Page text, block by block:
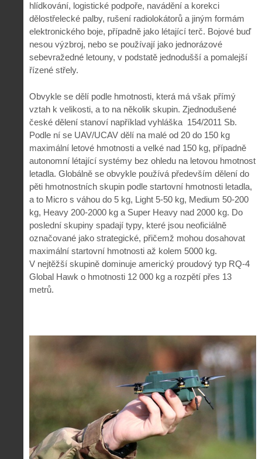
hlídkování, logistické podpoře, navádění a korekci
dělostřelecké palby, rušení radiolokátorů a jiným formám
elektronického boje, případně jako létající terč. Bojové buď
nesou výzbroj, nebo se používají jako jednorázové
sebevražedné letouny, v podstatě jednodušší a pomalejší
řízené střely.
Obvykle se dělí podle hmotnosti, která má však přímý
vztah k velikosti, a to na několik skupin. Zjednodušené
české dělení stanoví například vyhláška 154/2011 Sb.
Podle ní se UAV/UCAV dělí na malé od 20 do 150 kg
maximální letové hmotnosti a velké nad 150 kg, případně
autonomní létající systémy bez ohledu na letovou hmotnost
letadla. Globálně se obvykle používá především dělení do
pěti hmotnostních skupin podle startovní hmotnosti letadla,
a to Micro s váhou do 5 kg, Light 5-50 kg, Medium 50-200
kg, Heavy 200-2000 kg a Super Heavy nad 2000 kg. Do
poslední skupiny spadají typy, které jsou neoficiálně
označované jako strategické, přičemž mohou dosahovat
maximální startovní hmotnosti až kolem 5000 kg.
V nejtěžší skupině dominuje americký proudový typ RQ-4
Global Hawk o hmotnosti 12 000 kg a rozpětí přes 13
metrů.